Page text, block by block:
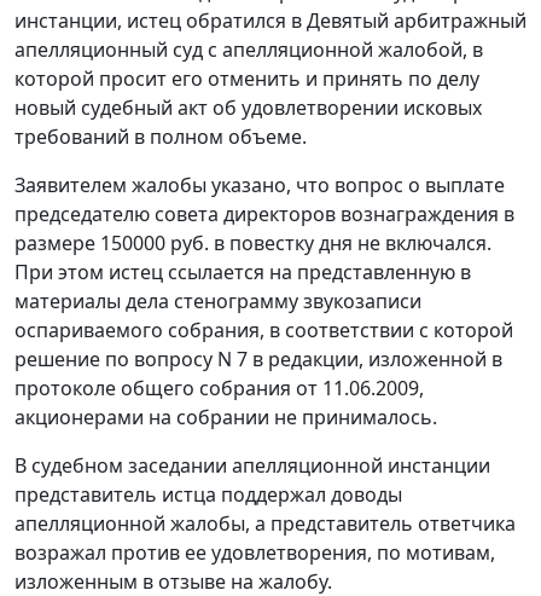
инстанции, истец обратился в Девятый арбитражный
апелляционный суд с апелляционной жалобой, в
которой просит его отменить и принять по делу
новый судебный акт об удовлетворении исковых
требований в полном объеме.
Заявителем жалобы указано, что вопрос о выплате
председателю совета директоров вознаграждения в
размере 150000 руб. в повестку дня не включался.
При этом истец ссылается на представленную в
материалы дела стенограмму звукозаписи
оспариваемого собрания, в соответствии с которой
решение по вопросу N 7 в редакции, изложенной в
протоколе общего собрания от 11.06.2009,
акционерами на собрании не принималось.
В судебном заседании апелляционной инстанции
представитель истца поддержал доводы
апелляционной жалобы, а представитель ответчика
возражал против ее удовлетворения, по мотивам,
изложенным в отзыве на жалобу.